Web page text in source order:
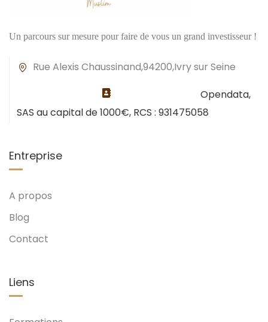
Un parcours sur mesure pour faire de vous un grand investisseur !
Rue Alexis Chaussinand,94200,Ivry sur Seine
Opendata,
SAS au capital de 1000€, RCS : 931475058
Entreprise
A propos
Blog
Contact
Liens